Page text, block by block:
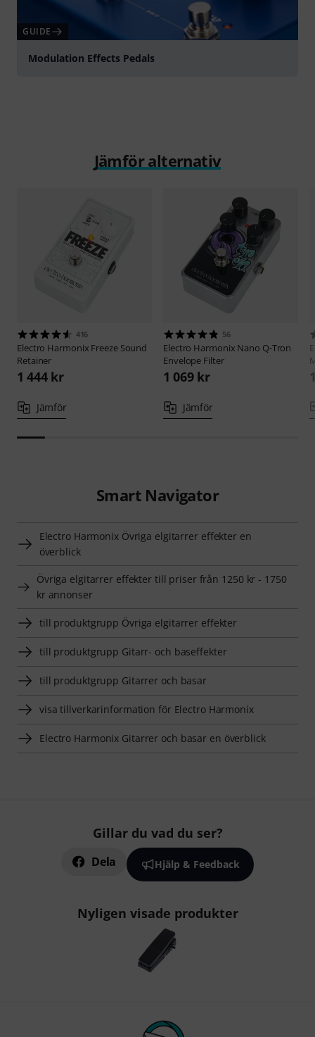
GUIDE
Modulation Effects Pedals
Jämför alternativ
416
Electro Harmonix Freeze Sound
Retainer
1 444 kr
Jämför
56
Electro Harmonix Nano Q-Tron
Envelope Filter
1 069 kr
Jämför
Smart Navigator
Electro Harmonix Övriga elgitarrer effekter en
överblick
Övriga elgitarrer effekter till priser från 1250 kr - 1750
kr annonser
till produktgrupp Övriga elgitarrer effekter
till produktgrupp Gitarr- och baseffekter
till produktgrupp Gitarrer och basar
visa tillverkarinformation för Electro Harmonix
Electro Harmonix Gitarrer och basar en överblick
Gillar du vad du ser?
Dela Hjälp & Feedback
Nyligen visade produkter